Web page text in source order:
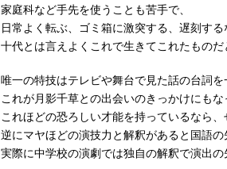
家庭科など手先を使うことも苦手で、
日常よく転ぶ、ゴミ箱に激突する、遅刻する
十代とは言えよくこれで生きてこれたものだ
唯一の特技はテレビや舞台で見た話の台詞
これが月影千草との出会いのきっかけにもな
これほどの恐ろしい才能を持っているなら
逆にマヤほどの演技力と解釈があると国語の
実際に中学校の演劇では独自の解釈で演出の